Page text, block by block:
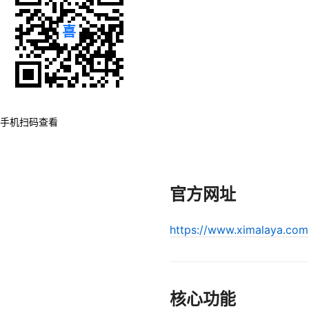
手机扫码查看
官方网址
https://www.ximalaya.com
核心功能